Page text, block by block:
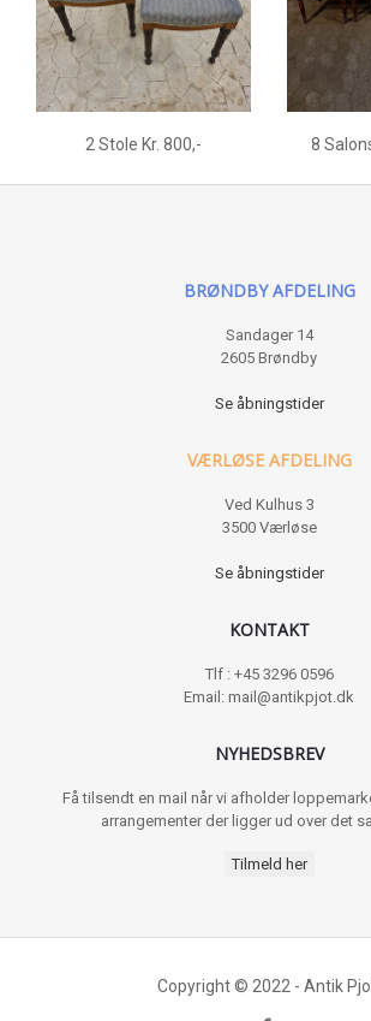
2 Stole Kr. 800,- 8
BRØNDBY AFDELING
Sandager 14
2605 Brøndby
Se åbningstider
VÆRLØSE AFDELING
Ved Kulhus 3
3500 Værløse
Se åbningstider
KONTAKT
Tlf : +45 3296 0596
Email: mail@antikpjot.dk
NYHEDSBREV
Få tilsendt en mail når vi afholder
arrangementer der ligger ud over det
Tilmeld her
Copyright © 2022 - Antik